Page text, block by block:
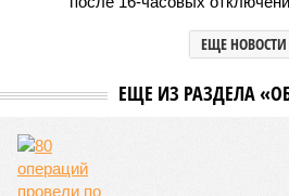
ЕЩЕ НОВОСТИ
ЕЩЕ ИЗ РАЗДЕЛА